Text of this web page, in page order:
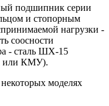
подшипник серии
и стопорным
нагрузки -
соосности
- сталь ШХ-15
или КМУ).
моделях